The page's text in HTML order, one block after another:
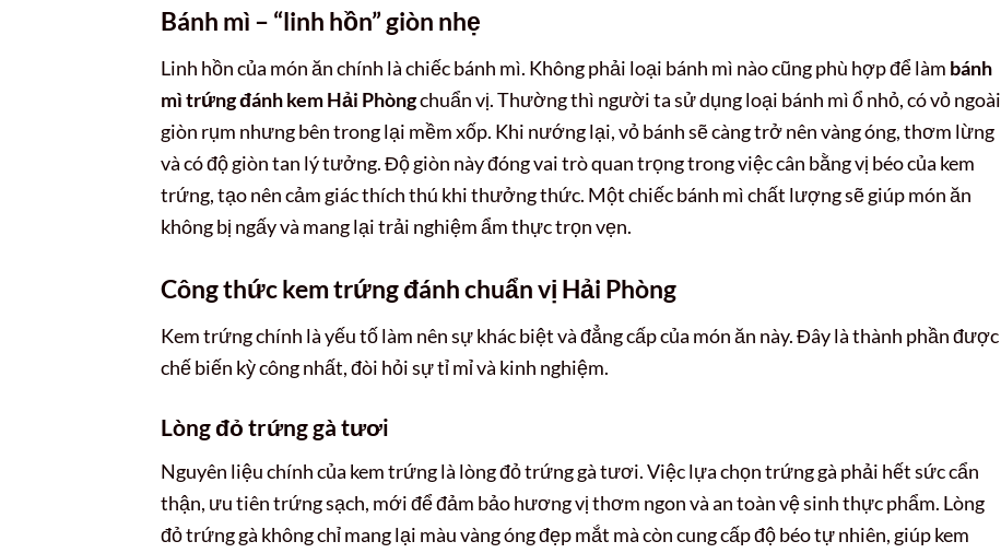
Bánh mì – “linh hồn” giòn nhẹ
Linh hồn của món ăn chính là chiếc bánh mì. Không phải loại bánh mì nào cũng phù hợp để làm bánh
mì trứng đánh kem Hải Phòngchuẩn vị. Thường thì người ta sử dụng loại bánh mì ổ nhỏ, có vỏ ngoài
giòn rụm nhưng bên trong lại mềm xốp. Khi nướng lại, vỏ bánh sẽ càng trở nên vàng óng, thơm lừng
và có độ giòn tan lý tưởng. Độ giòn này đóng vai trò quan trọng trong việc cân bằng vị béo của kem
trứng, tạo nên cảm giác thích thú khi thưởng thức. Một chiếc bánh mì chất lượng sẽ giúp món ăn
không bị ngấy và mang lại trải nghiệm ẩm thực trọn vẹn.
Công thức kem trứng đánh chuẩn vị Hải Phòng
Kem trứng chính là yếu tố làm nên sự khác biệt và đẳng cấp của món ăn này. Đây là thành phần được
chế biến kỳ công nhất, đòi hỏi sự tỉ mỉ và kinh nghiệm.
Lòng đỏ trứng gà tươi
Nguyên liệu chính của kem trứng là lòng đỏ trứng gà tươi. Việc lựa chọn trứng gà phải hết sức cẩn
thận, ưu tiên trứng sạch, mới để đảm bảo hương vị thơm ngon và an toàn vệ sinh thực phẩm. Lòng
đỏ trứng gà không chỉ mang lại màu vàng óng đẹp mắt mà còn cung cấp độ béo tự nhiên, giúp kem